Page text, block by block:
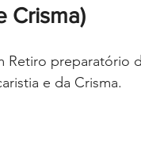
filantrópicas Teste
Crisma)
Retiro preparatório
e da Crisma.